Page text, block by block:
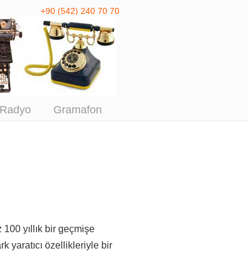
Alım
+90 (542) 240 70 70
Radyo Gramafon
yıllık bir geçmişe
yaratıcı özellikleriyle bir